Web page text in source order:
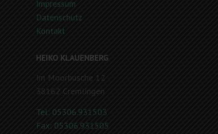
Impressum
Datenschutz
Kontakt
HEIKO KLAUENBERG
Im Moorbusche 12
38162 Cremlingen
Tel: 05306.931503
Fax: 05306.931505